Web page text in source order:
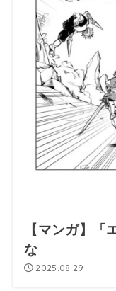
【マンガ】「
な
2025.08.29